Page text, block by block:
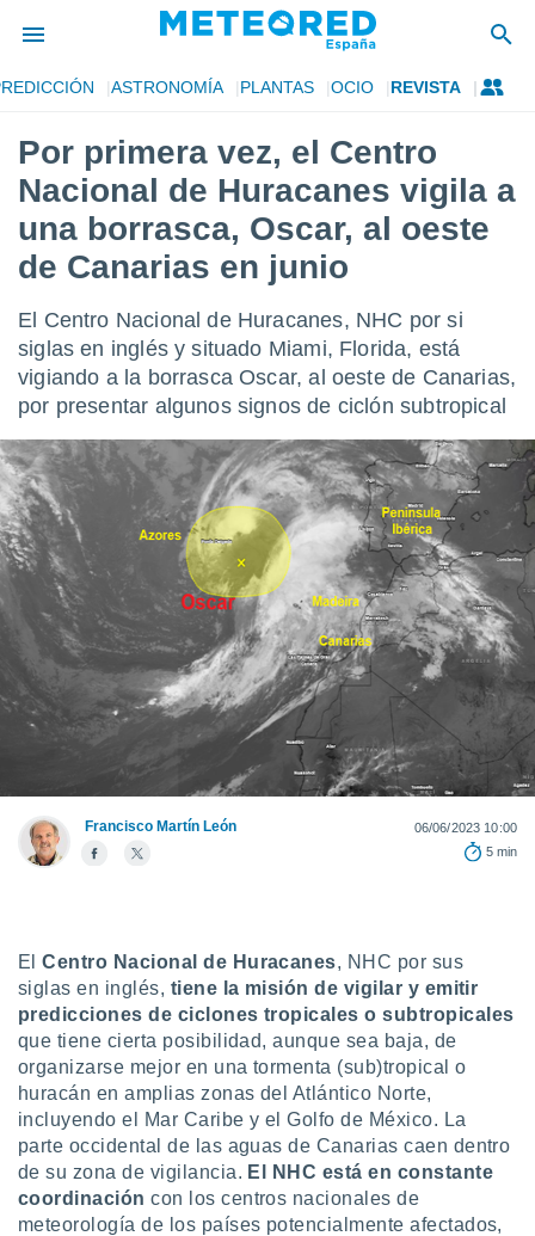
de
por
la
que se
calidad.
las
forma
digital
basada
permite
seguir
contenido
coste.
todas
ya sean
en
así como
perfil
y
en
más
nuestra
y
ACEPTAR
Y
CONTINUAR
ASTRONOMÍA PLANTAS OCIO REVISTA
Por primera vez, el Centro
Nacional de Huracanes vigila a
una borrasca, Oscar, al oeste
de Canarias en junio
El Centro Nacional de Huracanes, NHC por si
siglas en inglés y situado Miami, Florida, está
vigiando a la borrasca Oscar, al oeste de Canarias,
por presentar algunos signos de ciclón subtropical
Francisco Martín León
06/06/2023 10:00
5 min
ElCentro Nacional de Huracanes, NHC por sus
siglas en inglés, tiene la misión de vigilar y emitir
predicciones de ciclones tropicales o subtropicales
que tiene cierta posibilidad, aunque sea baja, de
organizarse mejor en una tormenta (sub)tropical o
huracán en amplias zonas del Atlántico Norte,
incluyendo el Mar Caribe y el Golfo de México. La
parte occidental de las aguas de Canarias caen dentro
de su zona de vigilancia. El NHC está en constante
coordinación con los centros nacionales de
meteorología de los países potencialmente afectados,